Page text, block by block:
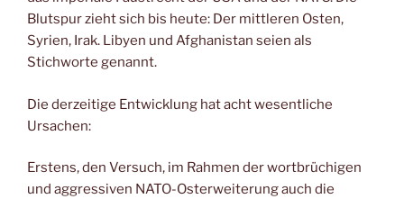
Blutspur zieht sich bis heute: Der mittleren Osten,
Syrien, Irak. Libyen und Afghanistan seien als
Stichworte genannt.
Die derzeitige Entwicklung hat acht wesentliche
Ursachen:
Erstens, den Versuch, im Rahmen der wortbrüchigen
und aggressiven NATO-Osterweiterung auch die